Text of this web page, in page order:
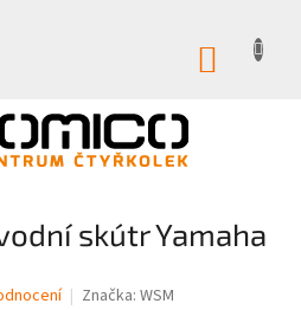
skútr Yamaha
Značka: WSM